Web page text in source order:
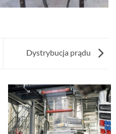
Dystrybucja prądu